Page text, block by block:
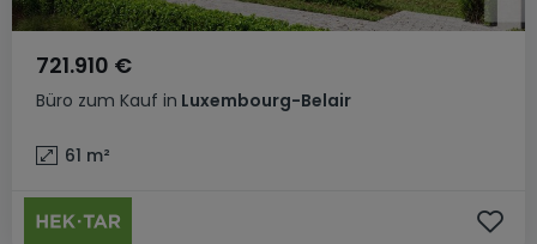
Büro zum Kauf in Luxembourg-Belair
721.910 €
61 m²